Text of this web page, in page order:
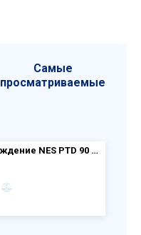
Самые
просматриваемые
Душевое ограждение NES PTD 90 10051000-54-01 + 10051600-54-01